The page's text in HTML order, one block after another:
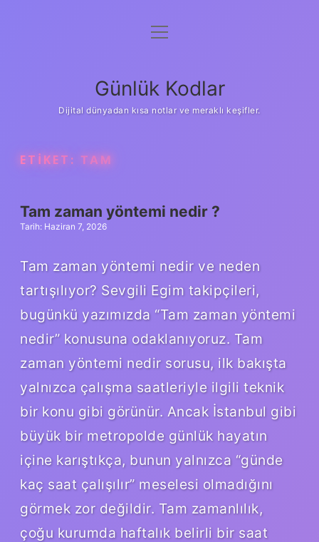
Anasayfa
Yasal Uyarı
menüyü
Günlük Kodlar
Dijital dünyadan kısa notlar ve meraklı keşifler.
ETIKET: TAM
Tam zaman yöntemi nedir ?
Tarih: Haziran 7, 2026
Tam zaman yöntemi nedir ve neden
tartışılıyor? Sevgili Egim takipçileri,
bugünkü yazımızda “Tam zaman yöntemi
nedir” konusuna odaklanıyoruz. Tam
zaman yöntemi nedir sorusu, ilk bakışta
yalnızca çalışma saatleriyle ilgili teknik
bir konu gibi görünür. Ancak İstanbul gibi
büyük bir metropolde günlük hayatın
içine karıştıkça, bunun yalnızca “günde
kaç saat çalışılır” meselesi olmadığını
görmek zor değildir. Tam zamanlılık,
çoğu kurumda haftalık belirli bir saat